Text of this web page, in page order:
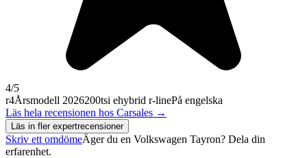
4/5
r4Årsmodell 2026200tsi ehybrid r-linePå engelska
Läs hela recensionen hos Carsales →
Läs in fler expertrecensioner
Skriv ett omdömeÄger du en Volkswagen Tayron? Dela din
erfarenhet.